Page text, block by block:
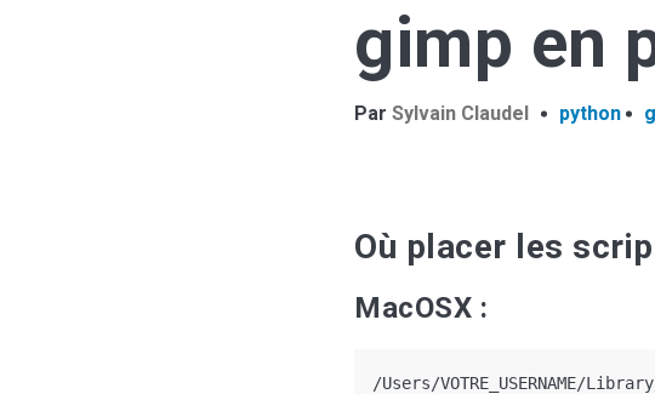
gimp en
Par Sylvain Claudel python
Où placer les
MacOSX :
/Users/VOTRE_USERNAME/
le
blog
... sinon recherche